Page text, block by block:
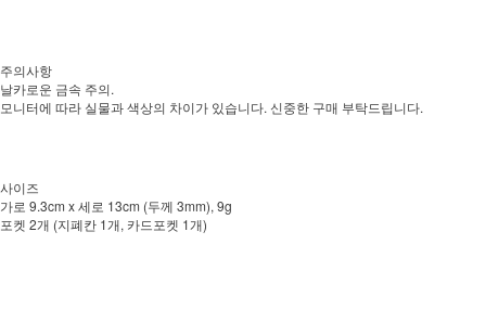
주의사항
날카로운 금속 주의.
모니터에 따라 실물과 색상의 차이가 있습니다. 신중한 구매 부탁드립니다.
사이즈
가로 9.3cm x 세로 13cm (두께 3mm), 9g
포켓 2개 (지폐칸 1개, 카드포켓 1개)